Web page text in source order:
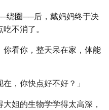
绕圈──后，戴妈妈终于决
不消了。
你看你，整天呆在家，体能
，你快点好不好？」
姐的生物学学得太高深，